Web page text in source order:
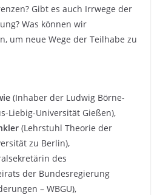
Gibt es auch Irrwege der
Was können wir
um neue Wege der Teilhabe zu
(Inhaber der Ludwig Börne-
Liebig-Universität Gießen),
(Lehrstuhl Theorie der
zu Berlin),
des
der Bundesregierung
– WBGU),